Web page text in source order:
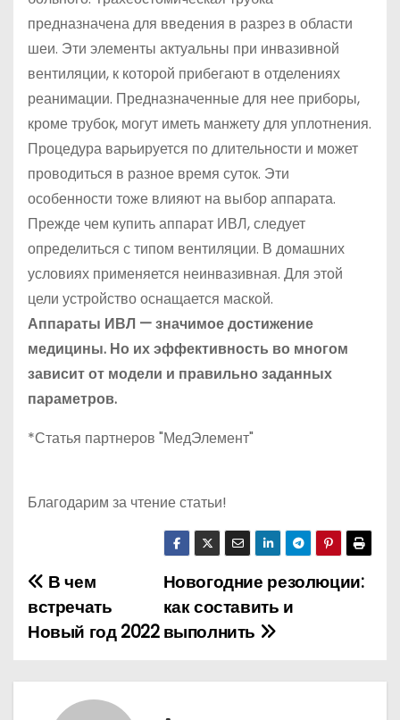
предназначена для введения в разрез в области
шеи. Эти элементы актуальны при инвазивной
вентиляции, к которой прибегают в отделениях
реанимации. Предназначенные для нее приборы,
кроме трубок, могут иметь манжету для уплотнения.
Процедура варьируется по длительности и может
проводиться в разное время суток. Эти
особенности тоже влияют на выбор аппарата.
Прежде чем купить аппарат ИВЛ, следует
определиться с типом вентиляции. В домашних
условиях применяется неинвазивная. Для этой
цели устройство оснащается маской.
Аппараты ИВЛ — значимое достижение
медицины. Но их эффективность во многом
зависит от модели и правильно заданных
параметров.
*Статья партнеров "МедЭлемент"
Благодарим за чтение статьи!
Н
а
Новогодние резолюции:
как составить и
выполнить
В чем
встречать
Новый год 2022